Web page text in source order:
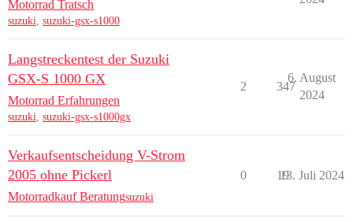
Motorrad Tratsch
suzuki, suzuki-gsx-s1000
Langstreckentest der Suzuki
GSX-S 1000 GX
Motorrad Erfahrungen
suzuki, suzuki-gsx-s1000gx
2 347
6. August
2024
Verkaufsentscheidung V-Strom
2005 ohne Pickerl
Motorradkauf Beratungsuzuki
0 19
13. Juli 2024